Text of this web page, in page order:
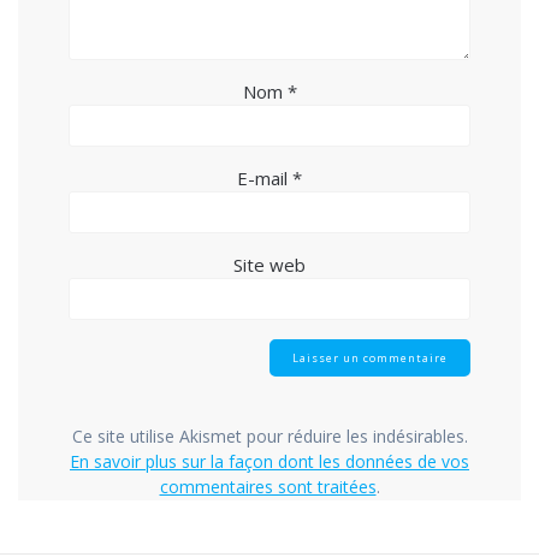
Nom *
E-mail *
Site web
Ce site utilise Akismet pour réduire les indésirables.
En savoir plus sur la façon dont les données de vos
commentaires sont traitées.